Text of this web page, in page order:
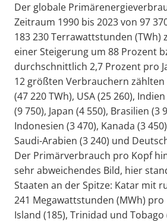
Der globale
Zeitraum 1990 bis 2023 von 97
183 230 Terrawattstunden (TWh)
einer Steigerung um 88 Prozent
durchschnittlich 2,7 Prozent pro
12 größten Verbrauchern zählten
(47 220 TWh), USA (25 260),
(9 750), Japan (4 550), Brasilien (3
Indonesien (3 470), Kanada (3
Saudi-Arabien (3 240) und
Der Primärverbrauch pro Kopf
sehr abweichendes Bild, hier
Staaten an der Spitze: Katar mit
241 Megawattstunden (MWh)
Island (185), Trinidad und Tobago